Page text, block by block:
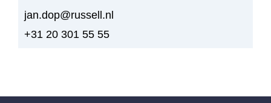
jan.dop@russell.nl
+31 20 301 55 55